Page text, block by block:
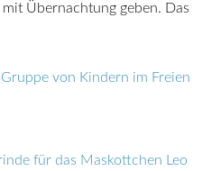
Übernachtung geben. Das